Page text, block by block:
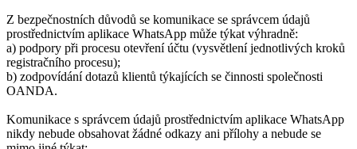
Z bezpečnostních důvodů se komunikace se správcem údajů
prostřednictvím aplikace WhatsApp může týkat výhradně:
a) podpory při procesu otevření účtu (vysvětlení jednotlivých kroků
registračního procesu);
b) zodpovídání dotazů klientů týkajících se činnosti společnosti
OANDA.
Komunikace s správcem údajů prostřednictvím aplikace WhatsApp
nikdy nebude obsahovat žádné odkazy ani přílohy a nebude se